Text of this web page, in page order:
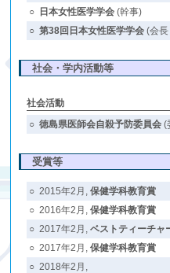
○
日本女性医学学会 (幹事)
○ 第38回日本女性医学学会 (会
社会・学内活動等
社会活動
○ 徳島県医師会自殺予防委員会 (
受賞等
○ 2015年2月,保健学科教育賞
○ 2016年2月,保健学科教育賞
○ 2017年2月,ベストティーチャ
○ 2017年2月,保健学科教育賞
○ 2018年2月,